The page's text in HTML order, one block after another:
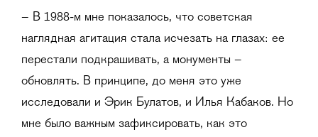
– В 1988-м мне показалось, что советская
наглядная агитация стала исчезать на глазах: ее
перестали подкрашивать, а монументы –
обновлять. В принципе, до меня это уже
исследовали и Эрик Булатов, и Илья Кабаков. Но
мне было важным зафиксировать, как это